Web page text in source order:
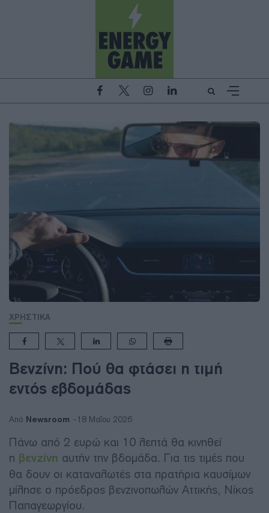
ΧΡΗΣΤΙΚΑ
Βενζίνη: Πού θα φτάσει η τιμή
εντός εβδομάδας
Από Newsroom 18 Μαΐου 2026
Πάνω από 2 ευρώ και 10 λεπτά θα κινηθεί
η βενζίνη αυτήν την βδομάδα. Για τις τιμές που
θα δουν οι καταναλωτές στα πρατήρια καυσίμων
μίλησε ο πρόεδρος βενζινοπωλών Αττικής, Νίκος
Παπαγεωργίου.